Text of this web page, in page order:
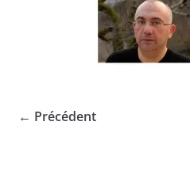
← Précédent